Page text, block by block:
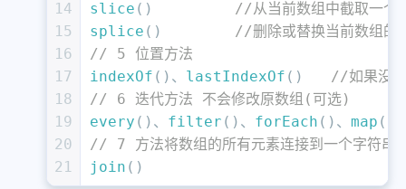
14
15
16
17
18
19
20
21
slice
//从当前数组中截取一个
splice
//删除或替换当前数组
// 5 位置方法
indexOf ()、 lastIndexOf () //如果没
// 6 迭代方法 不会修改原数组(可选)
every ()、 filter ()、 forEach ()、map ()
// 7 方法将数组的所有元素连接到一个字符串
join ()